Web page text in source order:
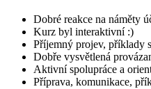
Dobré reakce na náměty
Kurz byl interaktivní :)
Příjemný projev, příklady
Dobře vysvětlená
Aktivní spolupráce a
Příprava, komunikace,